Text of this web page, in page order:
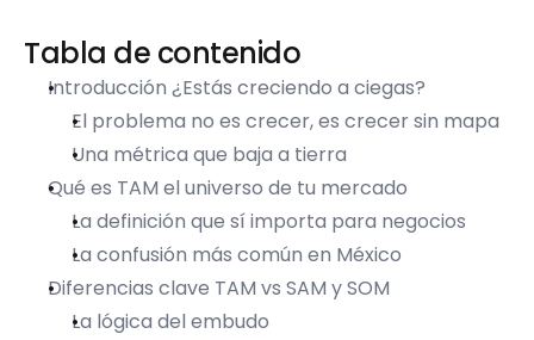
Tabla de contenido
Introducción ¿Estás creciendo a ciegas?
El problema no es crecer, es crecer sin mapa
Una métrica que baja a tierra
Qué es TAM el universo de tu mercado
La definición que sí importa para negocios
La confusión más común en México
Diferencias clave TAM vs SAM y SOM
La lógica del embudo